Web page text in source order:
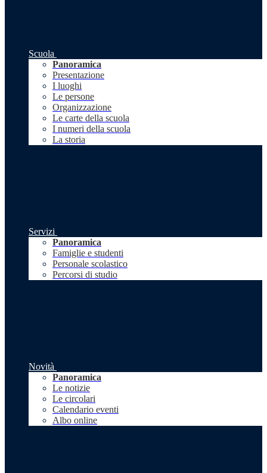
Scuola
Panoramica
Presentazione
I luoghi
Le persone
Organizzazione
Le carte della scuola
I numeri della scuola
La storia
Servizi
Panoramica
Famiglie e studenti
Personale scolastico
Percorsi di studio
Novità
Panoramica
Le notizie
Le circolari
Calendario eventi
Albo online